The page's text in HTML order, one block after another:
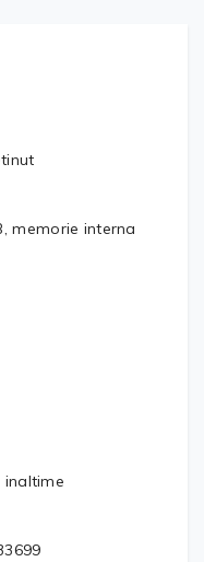
memorie interna
inaltime